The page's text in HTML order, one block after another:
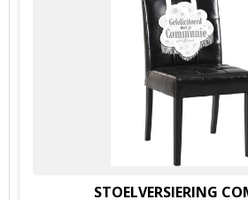
STOELVERSIERING